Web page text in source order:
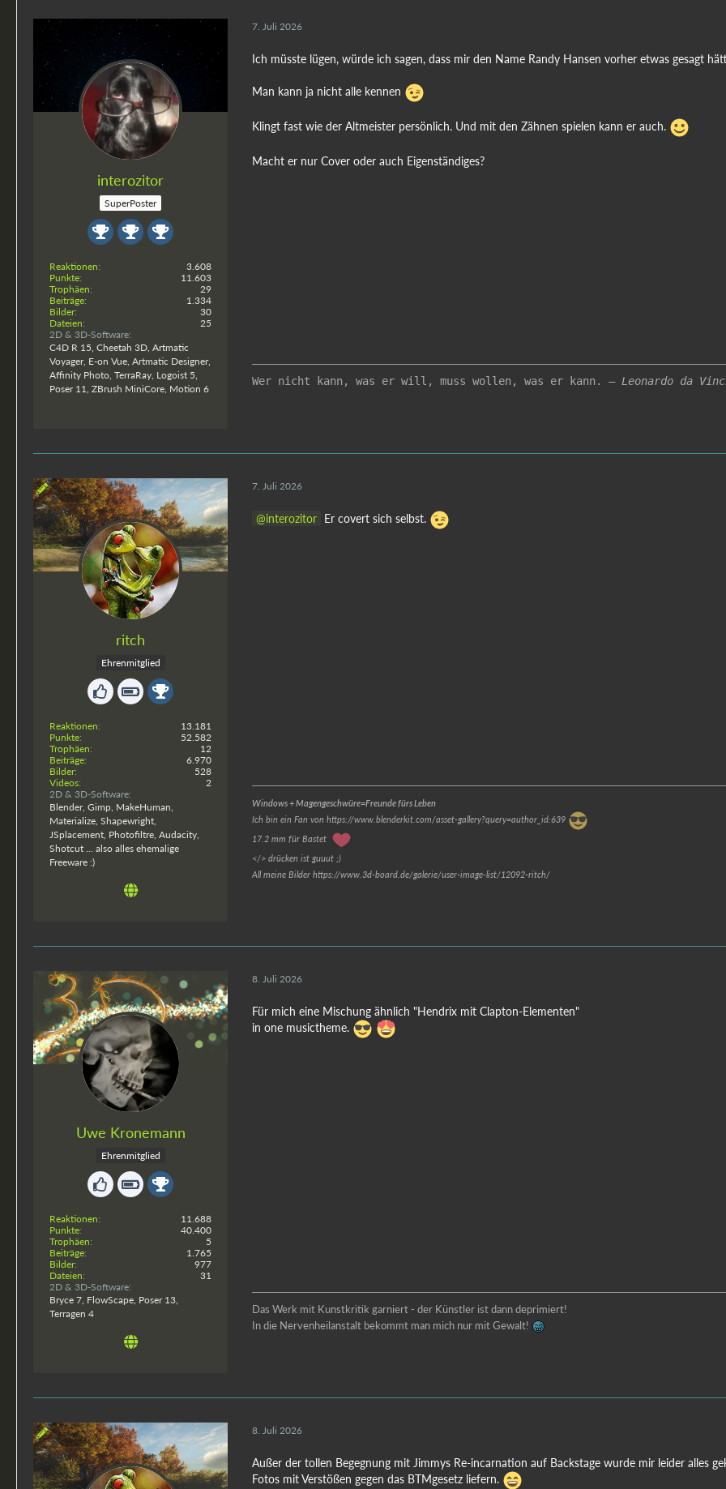
interozitor
SuperPoster
Reaktionen
3.608
Punkte
11.603
Trophäen
29
Beiträge
1.334
Bilder
30
Dateien
25
2D & 3D-Software
C4D R 15, Cheetah 3D, Artmatic
Voyager, E-on Vue, Artmatic Designer,
Affinity Photo, TerraRay, Logoist 5,
Poser 11, ZBrush MiniCore, Motion 6
7. Juli 2026
Ich müsste lügen, würde ich sagen, dass mir den Name Randy Hansen vorher etwas gesagt
Man kann ja nicht alle kennen
Klingt fast wie der Altmeister persönlich. Und mit den Zähnen spielen kann er auch.
Macht er nur Cover oder auch Eigenständiges?
Wer nicht kann, was er will, muss wollen, was er kann. – Leonardo da
ritch
Ehrenmitglied
Reaktionen
13.181
Punkte
52.582
Trophäen
12
Beiträge
6.970
Bilder
528
Videos
2
2D & 3D-Software
Blender, Gimp, MakeHuman,
Materialize, Shapewright,
JSplacement, Photofiltre, Audacity,
Shotcut ... also alles ehemalige
Freeware :)
7. Juli 2026
interozitor Er covert sich selbst.
Windows + Magengeschwüre=Freunde fürs Leben
Ich bin ein Fan von https://www.blenderkit.com/asset-gallery?query=author_id:639
17.2 mm für Bastet
</> drücken ist guuut ;)
All meine Bilder https://www.3d-board.de/galerie/user-image-list/12092-ritch/
Uwe Kronemann
Ehrenmitglied
Reaktionen
11.688
Punkte
40.400
Trophäen
5
Beiträge
1.765
Bilder
977
Dateien
31
2D & 3D-Software
Bryce 7, FlowScape, Poser 13,
Terragen 4
8. Juli 2026
Für mich eine Mischung ähnlich "Hendrix mit Clapton-Elementen"
in one musictheme.
Das Werk mit Kunstkritik garniert - der Künstler ist dann deprimiert!
In die Nervenheilanstalt bekommt man mich nur mit Gewalt!
8. Juli 2026
Außer der tollen Begegnung mit Jimmys Re-incarnation auf Backstage wurde mir leider alles
Fotos mit Verstößen gegen das BTMgesetz liefern.